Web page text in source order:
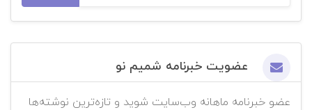
عضویت خبرنامه شمیم نو
عضو خبرنامه ماهانه وب‌سایت شوید و تازه‌ترین نوشته‌ها